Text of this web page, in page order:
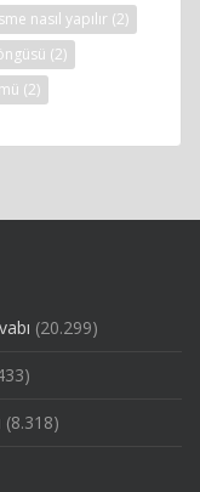
nasıl yapılır (2)
(2)
(2)
(20.299)
(8.318)